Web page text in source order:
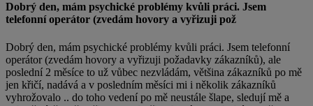
Dobrý den, mám psychické problémy kvůli práci. Jsem
telefonní operátor (zvedám hovory a vyřizuji pož
Dobrý den, mám psychické problémy kvůli práci. Jsem telefonní
operátor (zvedám hovory a vyřizuji požadavky zákazníků), ale
poslední 2 měsíce to už vůbec nezvládám, většina zákazníků po mě
jen křičí, nadává a v posledním měsíci mi i několik zákazníků
vyhrožovalo .. do toho vedení po mě neustále šlape, sledují mě a